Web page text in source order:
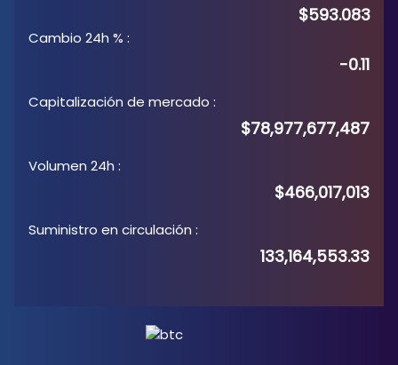
$593.083
Cambio 24h % :
-0.11
Capitalización de mercado :
$78,977,677,487
Volumen 24h :
$466,017,013
Suministro en circulación :
133,164,553.33